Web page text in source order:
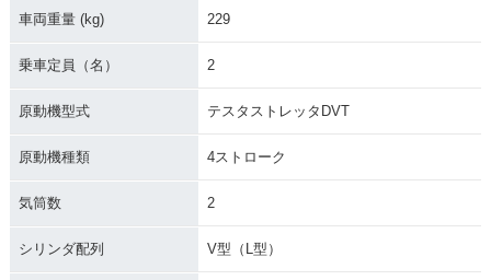
車両重量 (kg) 229
乗車定員（名） 2
原動機型式 テスタストレッタDVT
原動機種類 4ストローク
気筒数 2
シリンダ配列 V型（L型）